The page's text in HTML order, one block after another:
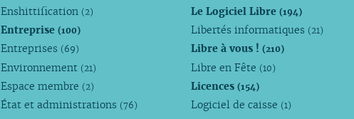
Enshittification (2)
Entreprise(100)
Entreprises (69)
Environnement (21)
Espace membre (2)
État et administrations (76)
Le Logiciel Libre(194)
Libertés informatiques (21)
Libre à vous !(210)
Libre en Fête (10)
Licences(154)
Logiciel de caisse (1)